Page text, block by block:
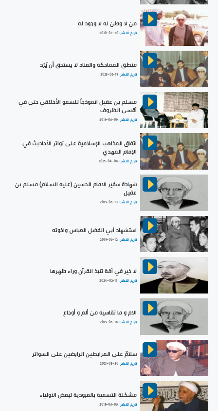
من لا وطن له لا وجود له
تاريخ النشر :2020-03-30
منطق المماحكة والعناد لا يستحق أن يُرَد
تاريخ النشر :2023-02-19
مسلم بن عقيل انموذجاً للسمو الأخلاقي حتى في
أقسى الظروف
تاريخ النشر :2019-06-09
اتفاق المذاهب الإسلامية على تواتر الأحاديث في
الإمام المهدي
تاريخ النشر :2025-04-06
شهادة سفير الامام الحسين (عليه السلام) مسلم بن
عقيل
تاريخ النشر :2019-06-13
استشهاد أبي الفضل العباس واخوته
تاريخ النشر :2019-06-12
لا خير في أمّة تنبذ القرآن وراء ظهرها
تاريخ النشر : 2024-02-11
الام و ما تقاسيه من ألم و أوجاع
تاريخ النشر :2019-06-16
سلامٌ على المرابطين الرابضين على السواتر
تاريخ النشر :2021-03-30
مشكلة التسمية بالعبودية لبعض الاولياء
تاريخ النشر :2019-06-06